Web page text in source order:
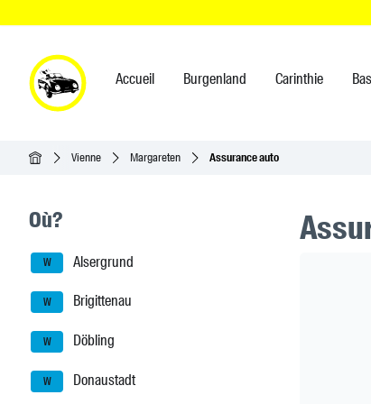
Accueil Burgenland Carinthie
AccueilVienne Margareten Assurance auto
Seitenleisten-Navigation
Où?
W Alsergrund
W Brigittenau
W Döbling
W Donaustadt